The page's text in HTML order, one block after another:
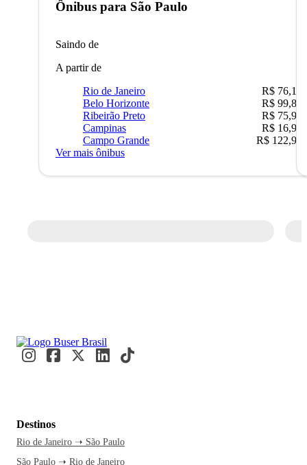
Ônibus para São Paulo
Saindo de
A partir de
Rio de Janeiro
R$ 76,10
Belo Horizonte
R$ 99,89
Ribeirão Preto
R$ 75,90
Campinas
R$ 16,90
Campo Grande
R$ 122,90
Ver mais ônibus
Destinos
Rio de Janeiro ➝ São Paulo
São Paulo ➝ Rio de Janeiro